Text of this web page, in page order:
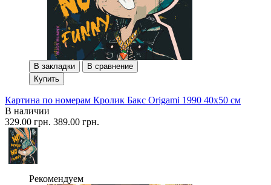
В закладки
В сравнение
Купить
Картина по номерам Кролик Бакс Origami 1990 40x50 см
В наличии
329.00 грн. 389.00 грн.
Рекомендуем